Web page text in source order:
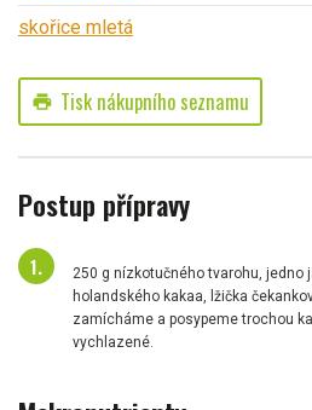
skořice mletá
print Tisk nákupního seznamu
Postup přípravy
250 g nízkotučného tvarohu, jedno
holandského kakaa, lžička
zamícháme a posypeme trochou
vychlazené.